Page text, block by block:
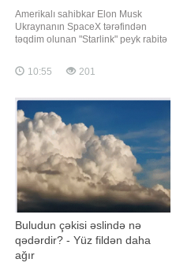
Amerikalı sahibkar Elon Musk
Ukraynanın SpaceX tərəfindən
təqdim olunan "Starlink" peyk rabitə
tələbini rədd edir. xəbər verir ki, bu
barədə "The Atlantic" məlumat
Ukraynanın keçmiş müdafiə naziri
Mixaylo Fedorov vəzifəsində
10:55 201
Buludun çəkisi əslində nə
qədərdir? - Yüz fildən daha
ağır